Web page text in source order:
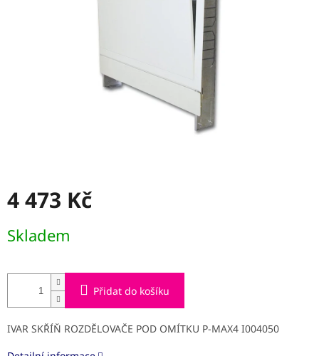
4 473 Kč
cena:
Skladem
Přidat do košíku
IVAR SKŘÍŇ ROZDĚLOVAČE POD OMÍTKU P-MAX4 I004050